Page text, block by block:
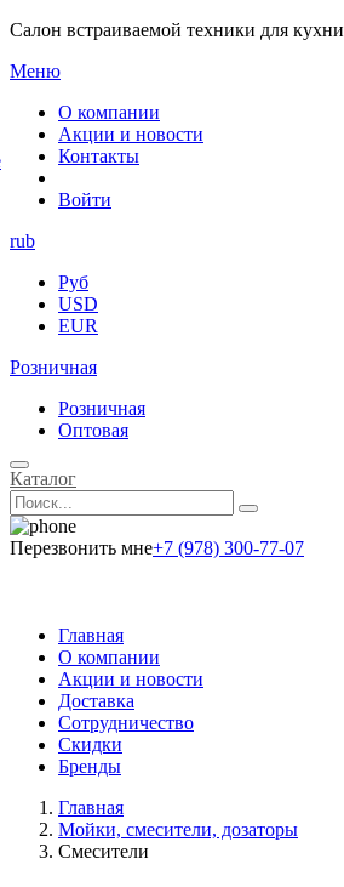
Салон встраиваемой техники для кухни
Меню
О компании
Акции и новости
Контакты
Войти
rub
Руб
USD
EUR
Розничная
Розничная
Оптовая
Каталог
Перезвонить мне+7 (978) 300-77-07
Главная
О компании
Акции и новости
Доставка
Сотрудничество
Скидки
Бренды
Главная
Мойки, смесители, дозаторы
Смесители